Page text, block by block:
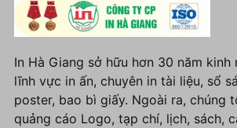
In Hà Giang sở hữu hơn 30 năm kinh
lĩnh vực in ấn, chuyên in tài liệu, sổ
poster, bao bì giấy. Ngoài ra, chúng
quảng cáo Logo, tạp chí, lịch, sách,